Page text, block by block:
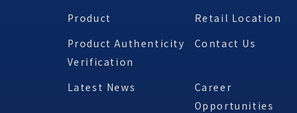
Product
Retail Location
Product Authenticity
Verification
Contact Us
Latest News
Career
Opportunities